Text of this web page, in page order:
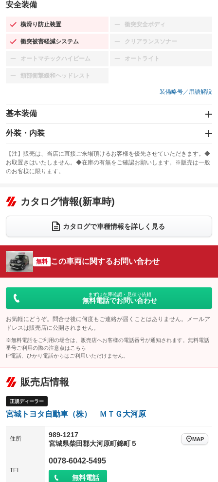
安全装備
横滑り防止装置
：装備あり 衝突安全ボディ
：装備なし
衝突被害軽減システム
：装備あり クリアランスソナー
：装備なし
オートマチックハイビーム
：装備なし オートライト
：装備なし
頸部衝撃緩和ヘッドレスト
：装備なし
装備略号／用語解説
基本装備
エアバッグ：運転席/助手席/サイド
：装備あり
：装備なし
サンルーフ
：装備なし ABS
リフトアップ
：装備なし
ダウンヒルアシストコントロール
パワーウィンドウ
：装備あり ：装備あり
アイドリングストップ
：装備あり
USB入力端子
：装備なし Bluetooth接続
：装備なし ：装備なし
センターデフロック
：装備なし
レンタカーアップ
：装備なし 展示・試乗車
：装備なし
：装備なし
外装・内装
カーナビ：メモリーナビ他
：装備あり
TV
：装備なし
ビジュアル：-／DVD再生
：装備あり
アルミホイール：アルミホイール
革シート ハーフレザーシート
キーレス
：装備あり LEDヘッドランプ
：装備あり
HID(キセノンライト)
バックカメラ
：装備なし ：装備なし
エアロ
：装備なし ：装備あり
ローダウン
：装備なし ランフラットタイヤ
パワーシート
：装備なし 3列シート
：装備なし
ベンチシート フルフラットシート
チップアップシート
：装備なし
：装備なし
ウォークスルー
：装備あり 後席モニター
：装備なし
シートエアコン 全周囲カメラ
：装備なし
サイドカメラ
：装備なし
エアサスペンション
【注】販売は、当店に直接ご来場頂けるお客様を優先させていただきます。◆
お取置きはいたしません。◆在庫の有無をご確認お願いします。※販売は一般
のお客様に限ります。
カタログ情報(新車時)
カタログで車種情報を詳しく見る
無料 この車両に関するお問い合わせ
まずは在庫確認・見積り依頼
無料電話でお問い合わせ
お気軽にどうぞ。問合せ後に何度もご連絡が届くことはありません。メールア
ドレスは販売店に公開されません。
※無料電話をご利用の場合は、販売店へお客様の電話番号が通知されます。無料電話
番号ご利用の際の注意点は こちら
IP電話、ひかり電話からはご利用いただけません。
販売店情報
正規ディーラー
宮城トヨタ自動車（株） ＭＴＧ大河原
住所
989-1217
宮城県柴田郡大河原町錦町５
MAP
TEL
0078-6042-5495
無料電話